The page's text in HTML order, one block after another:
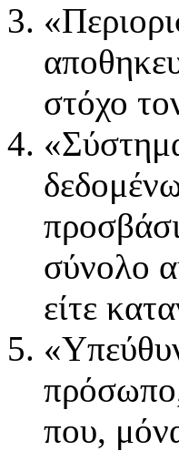
στόχο
σύνολο
είτε
που,